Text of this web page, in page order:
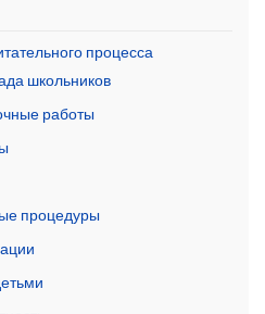
процесса
школьников
работы
процедуры